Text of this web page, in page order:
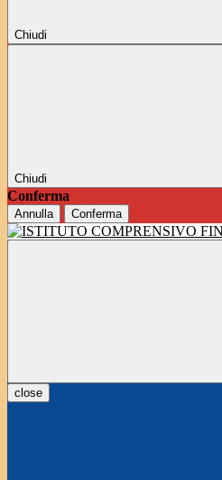
Chiudi
Chiudi
Conferma
Annulla Conferma
close